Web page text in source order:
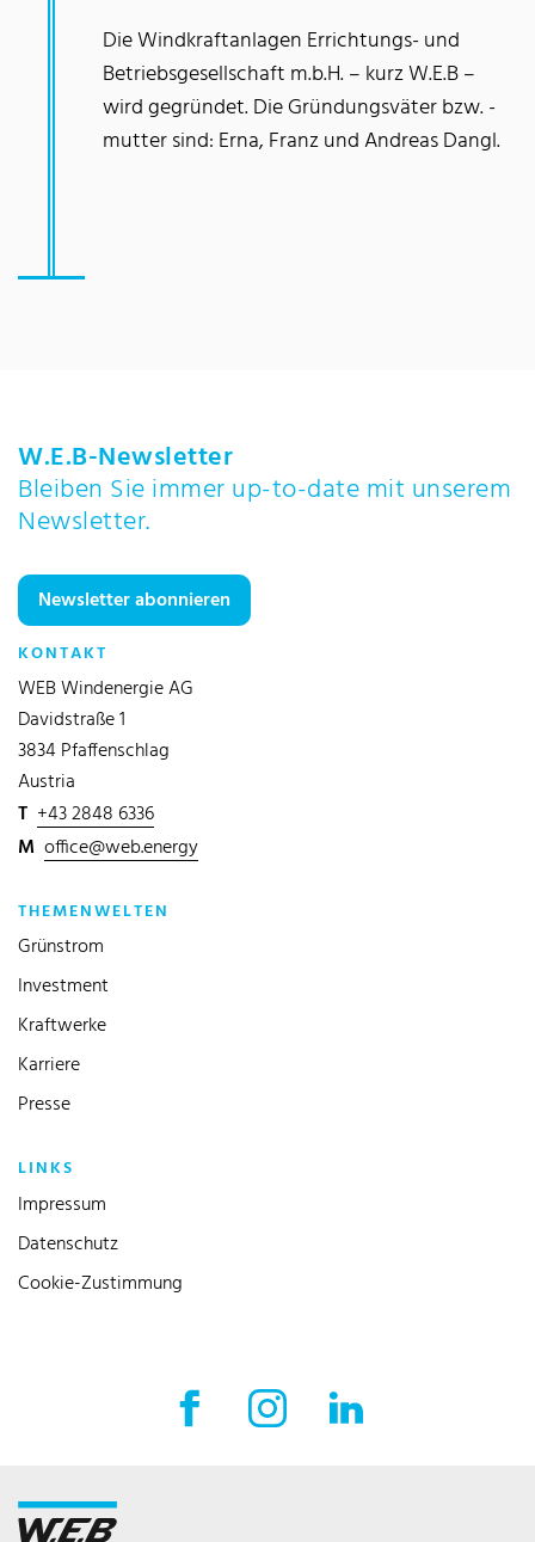
Die Windkraftanlagen Errichtungs- und
Betriebsgesellschaft m.b.H. – kurz W.E.B –
wird gegründet. Die Gründungsväter bzw. -
mutter sind: Erna, Franz und Andreas Dangl.
W.E.B-Newsletter
Bleiben Sie immer up-to-date mit unserem
Newsletter.
Newsletter abonnieren
KONTAKT
WEB Windenergie AG
Davidstraße 1
3834 Pfaffenschlag
Austria
T +43 2848 6336
M office@web.energy
THEMENWELTEN
Grünstrom
Investment
Kraftwerke
Karriere
Presse
LINKS
Impressum
Datenschutz
Cookie-Zustimmung
Facebook Externer Link
Instagram Externer Link